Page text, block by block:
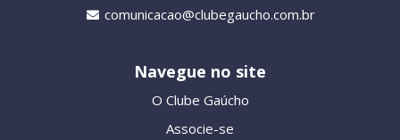
comunicacao@clubegaucho.com.br
Navegue no site
O Clube Gaúcho
Associe-se